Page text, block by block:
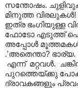
സന്തോഷം.
മിനുത്ത
ഇത്ര ഭംഗിയുള്ള
ഫോടോ എടുത്ത്
അപ്പോൾ മൂത്തമകൾ “
.’അതെന്താ? ഭാര്യ.
എന്ന് മറ്റവൾ.
പുറത്തെയ്ക്കു
ദ്രാവകങ്ങളും